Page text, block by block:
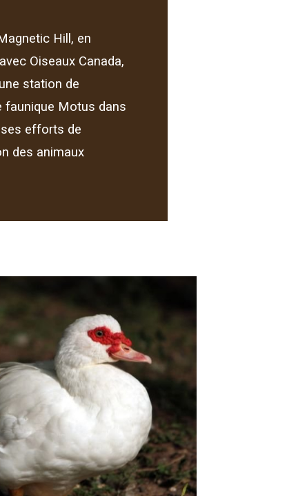
Hill, en
Oiseaux Canada,
station de
faunique Motus dans
ses efforts de
des animaux